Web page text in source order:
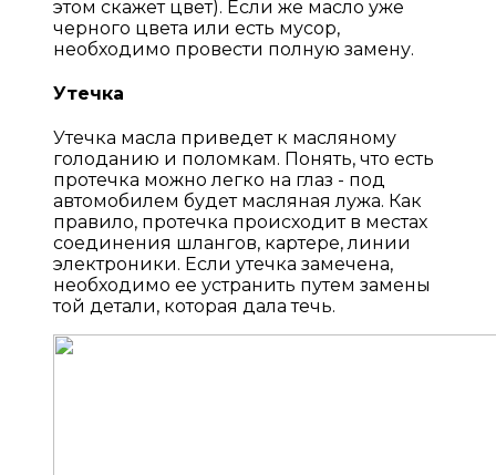
этом скажет цвет). Если же масло уже
черного цвета или есть мусор,
необходимо провести полную замену.
Утечка
Утечка масла приведет к масляному
голоданию и поломкам. Понять, что есть
протечка можно легко на глаз - под
автомобилем будет масляная лужа. Как
правило, протечка происходит в местах
соединения шлангов, картере, линии
электроники. Если утечка замечена,
необходимо ее устранить путем замены
той детали, которая дала течь.